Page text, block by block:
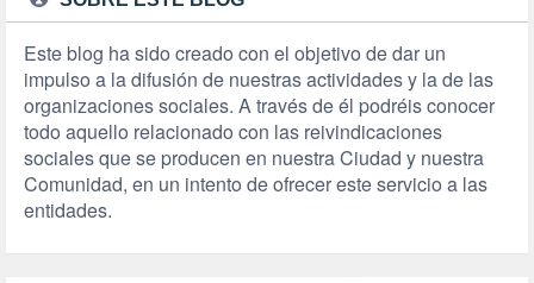
Este blog ha sido creado con el objetivo de dar un
impulso a la difusión de nuestras actividades y la de las
organizaciones sociales. A través de él podréis conocer
todo aquello relacionado con las reivindicaciones
sociales que se producen en nuestra Ciudad y nuestra
Comunidad, en un intento de ofrecer este servicio a las
entidades.